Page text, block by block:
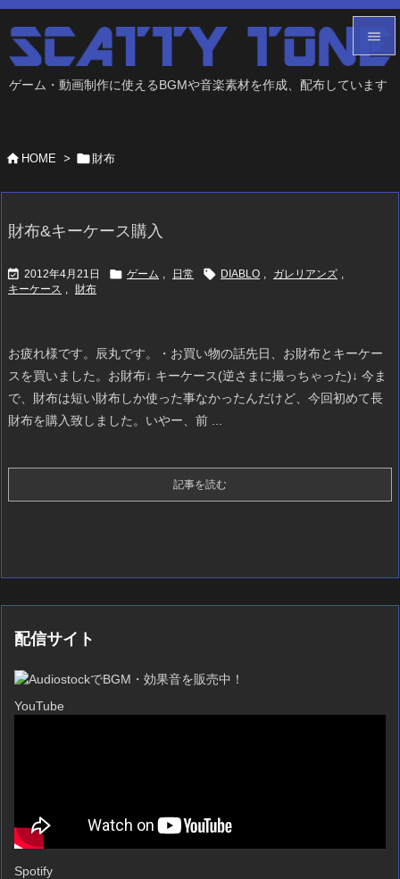
ゲーム・動画制作に使えるBGMや音楽素材を作成、配布しています

メニュ
 HOME >  財布
財布&キーケース購入
 2012年4月21日  ゲーム 日常  DIABLO ガレリアンズ
キーケース
財布
お疲れ様です。辰丸です。・お買い物の話先日、お財布とキーケー
スを買いました。お財布↓ キーケース(逆さまに撮っちゃった)↓ 今ま
で、財布は短い財布しか使った事なかったんだけど、今回初めて長
財布を購入致しました。いやー、前 ...
記事を読む
配信サイト
YouTube
Spotify